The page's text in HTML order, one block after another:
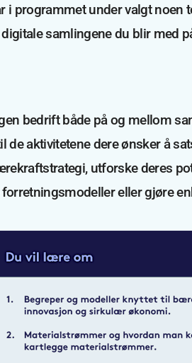
programmet under valgt noen
samlingene du blir med
bedrift både på og mellom
aktivitetene dere ønsker å
utforske deres
eller gjøre